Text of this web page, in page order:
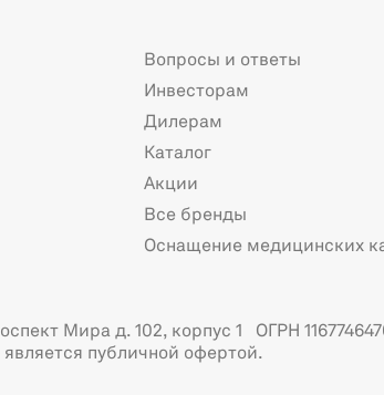
Вопросы и ответы
Инвесторам
Дилерам
Каталог
Акции
Все бренды
Оснащение медицинских
Мира д. 102, корпус 1 ОГРН
публичной офертой.